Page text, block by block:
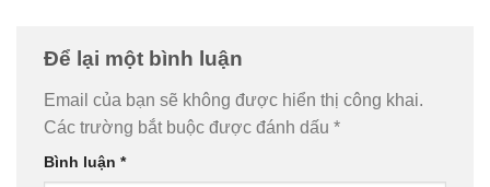
Để lại một bình luận
Email của bạn sẽ không được hiển thị công khai.
Các trường bắt buộc được đánh dấu *
Bình luận *